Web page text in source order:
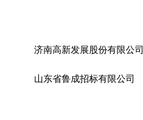
济南高新发展股份有限公司
山东省鲁成招标有限公司